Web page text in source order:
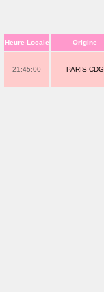
Heure Locale Origine
21:45:00 PARIS CDG